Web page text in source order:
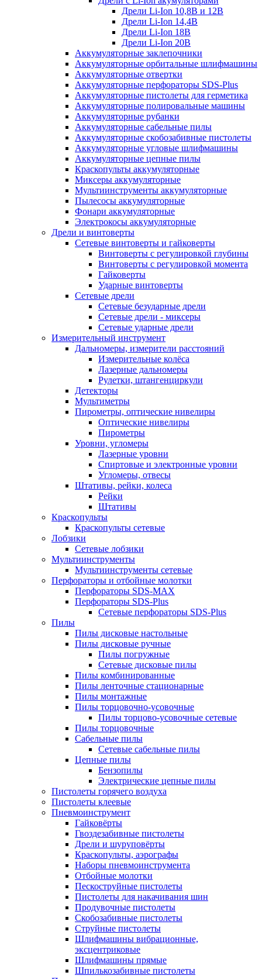
Дрели Li-Ion 10,8В и 12В
Дрели Li-Ion 14,4В
Дрели Li-Ion 18В
Дрели Li-Ion 20В
Аккумуляторные заклепочники
Аккумуляторные орбитальные шлифмашины
Аккумуляторные отвертки
Аккумуляторные перфораторы SDS-Plus
Аккумуляторные пистолеты для герметика
Аккумуляторные полировальные машины
Аккумуляторные рубанки
Аккумуляторные сабельные пилы
Аккумуляторные скобозабивные пистолеты
Аккумуляторные угловые шлифмашины
Аккумуляторные цепные пилы
Краскопульты аккумуляторные
Миксеры аккумуляторные
Мультиинструменты аккумуляторные
Пылесосы аккумуляторные
Фонари аккумуляторные
Электрокосы аккумуляторные
Дрели и винтоверты
Сетевые винтоверты и гайковерты
Винтоверты с регулировкой глубины
Винтоверты с регулировкой момента
Гайковерты
Ударные винтоверты
Сетевые дрели
Сетевые безударные дрели
Сетевые дрели - миксеры
Сетевые ударные дрели
Измерительный инструмент
Дальномеры, измерители расстояний
Измерительные колёса
Лазерные дальномеры
Рулетки, штангенциркули
Детекторы
Мультиметры
Пирометры, оптические нивелиры
Оптические нивелиры
Пирометры
Уровни, угломеры
Лазерные уровни
Спиртовые и электронные уровни
Угломеры, отвесы
Штативы, рейки, колеса
Рейки
Штативы
Краскопульты
Краскопульты сетевые
Лобзики
Сетевые лобзики
Мультиинструменты
Мультиинструменты сетевые
Перфораторы и отбойные молотки
Перфораторы SDS-MAX
Перфораторы SDS-Plus
Сетевые перфораторы SDS-Plus
Пилы
Пилы дисковые настольные
Пилы дисковые ручные
Пилы погружные
Сетевые дисковые пилы
Пилы комбинированные
Пилы ленточные стационарные
Пилы монтажные
Пилы торцовочно-усовочные
Пилы торцово-усовочные сетевые
Пилы торцовочные
Сабельные пилы
Сетевые сабельные пилы
Цепные пилы
Бензопилы
Электрические цепные пилы
Пистолеты горячего воздуха
Пистолеты клеевые
Пневмоинструмент
Гайковёрты
Гвоздезабивные пистолеты
Дрели и шуруповёрты
Краскопульты, аэрографы
Наборы пневмоинструмента
Отбойные молотки
Пескоструйные пистолеты
Пистолеты для накачивания шин
Продувочные пистолеты
Скобозабивные пистолеты
Струйные пистолеты
Шлифмашины вибрационные,
эксцентриковые
Шлифмашины прямые
Шпилькозабивные пистолеты